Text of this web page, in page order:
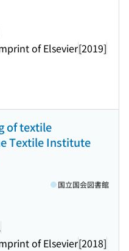
of Elsevier[2019]
of textile
Textile Institute
of Elsevier[2018]
国立国会図書館